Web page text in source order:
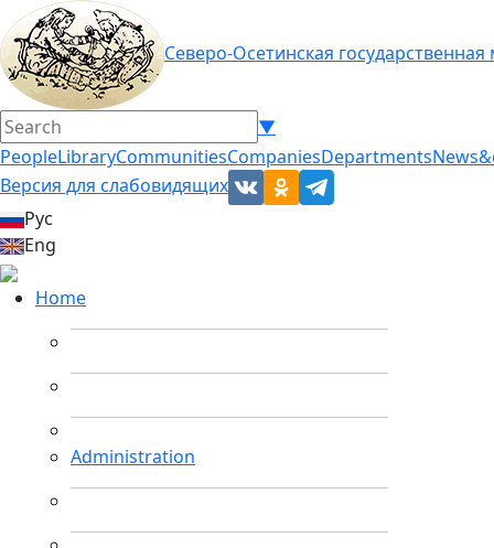
Северо-Осетинская
▼
PeopleLibraryCommunitiesCompaniesDepartments
Версия для слабовидящих
Рус
Eng
Home
Administration